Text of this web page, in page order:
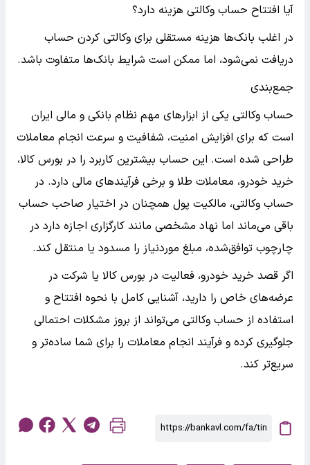
آیا افتتاح حساب وکالتی هزینه دارد؟
در اغلب بانک‌ها هزینه مستقلی برای وکالتی کردن حساب
دریافت نمی‌شود، اما ممکن است شرایط بانک‌ها متفاوت باشد.
جمع‌بندی
حساب وکالتی یکی از ابزارهای مهم نظام بانکی و مالی ایران
است که برای افزایش امنیت، شفافیت و سرعت انجام معاملات
طراحی شده است. این حساب بیشترین کاربرد را در بورس کالا،
خرید خودرو، معاملات طلا و برخی فرآیندهای مالی دارد. در
حساب وکالتی، مالکیت پول همچنان در اختیار صاحب حساب
باقی می‌ماند اما نهاد مشخصی مانند کارگزاری اجازه دارد در
چارچوب توافق‌شده، مبلغ موردنیاز را مسدود یا منتقل کند.
اگر قصد خرید خودرو، فعالیت در بورس کالا یا شرکت در
عرضه‌های خاص را دارید، آشنایی کامل با نحوه افتتاح و
استفاده از حساب وکالتی می‌تواند از بروز مشکلات احتمالی
جلوگیری کرده و فرآیند انجام معاملات را برای شما ساده‌تر و
سریع‌تر کند.